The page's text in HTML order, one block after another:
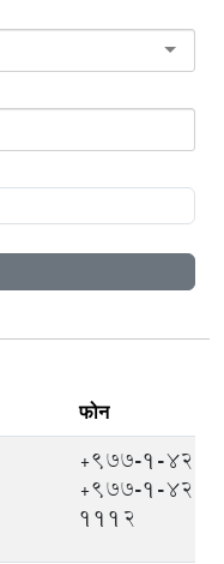
फोन
+977-1-
+977-1-
1112